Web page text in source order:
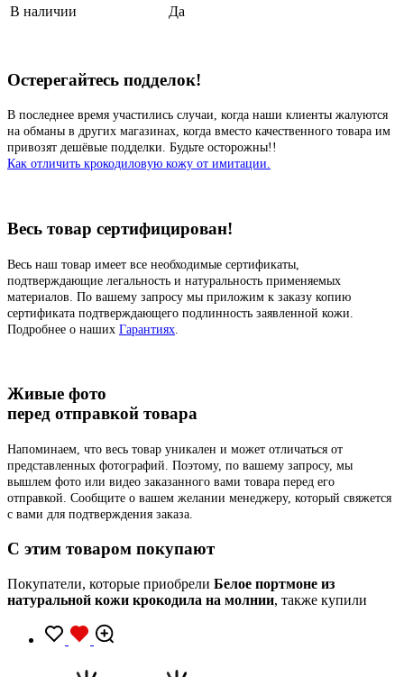
В наличии
Да
Остерегайтесь подделок!
В последнее время участились случаи, когда наши клиенты жалуются
на обманы в других магазинах, когда вместо качественного товара им
привозят дешёвые подделки. Будьте осторожны!!
Как отличить крокодиловую кожу от имитации.
Весь товар сертифицирован!
Весь наш товар имеет все необходимые сертификаты,
подтверждающие легальность и натуральность применяемых
материалов. По вашему запросу мы приложим к заказу копию
сертификата подтверждающего подлинность заявленной кожи.
Подробнее о наших Гарантиях
Живые фото
перед отправкой товара
Напоминаем, что весь товар уникален и может отличаться от
представленных фотографий. Поэтому, по вашему запросу, мы
вышлем фото или видео заказанного вами товара перед его
отправкой. Сообщите о вашем желании менеджеру, который свяжется
с вами для подтверждения заказа.
C этим товаром покупают
Покупатели, которые приобрели Белое портмоне из
натуральной кожи крокодила на молнии, также купили